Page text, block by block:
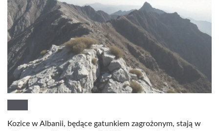
Kozice w Albanii, będące gatunkiem zagrożonym, stają w